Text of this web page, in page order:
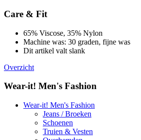
Care & Fit
65% Viscose, 35% Nylon
Machine was: 30 graden, fijne was
Dit artikel valt slank
Overzicht
Wear-it! Men's Fashion
Wear-it! Men's Fashion
Jeans / Broeken
Schoenen
Truien & Vesten